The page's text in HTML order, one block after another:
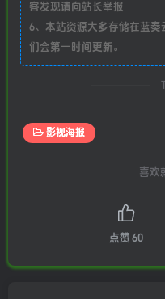
客发现请向站长举报
6、本站资源大多存储在蓝
们会第一时间更新。
影视海报
喜欢
点赞 60